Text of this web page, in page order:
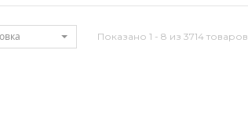
Показано 1 - 8 из 3714 товаров